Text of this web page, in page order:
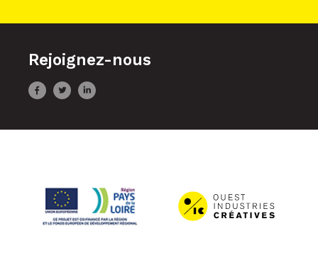
Rejoignez-nous